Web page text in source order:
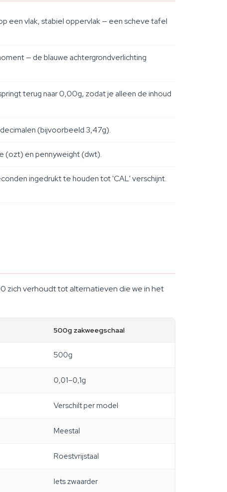
een vlak, stabiel oppervlak — een scheve tafel
— de blauwe achtergrondverlichting
terug naar 0,00g, zodat je alleen de inhoud
(bijvoorbeeld 3,47g).
(ozt) en pennyweight (dwt).
ingedrukt te houden tot 'CAL' verschijnt.
zich verhoudt tot alternatieven die we in het
500g zakweegschaal
500g
0,01–0,1g
Verschilt per model
Meestal
Roestvrijstaal
Iets zwaarder